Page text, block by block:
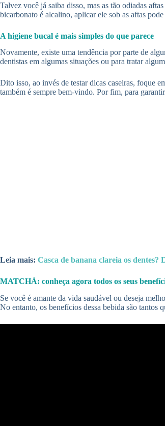
Talvez você já saiba disso, mas as tão odiadas
bicarbonato é alcalino, aplicar ele sob as aftas
A higiene bucal é mais simples do que parece
Novamente, existe uma tendência por parte de
dentistas em algumas situações ou para tratar
Dito isso, ao invés de testar dicas caseiras, foque
também é sempre bem-vindo. Por fim, para
Leia mais: Casca de banana clareia os dentes?
MATCHÁ: conheça agora todos os seus
Se você é amante da vida saudável ou deseja
No entanto, os benefícios dessa bebida são tantos